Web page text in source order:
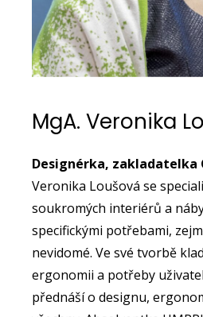
MgA. Veronika
Designérka, zakladatelka
Veronika Loušová se
soukromých interiérů a
specifickými potřebami,
nevidomé. Ve své tvorbě
ergonomii a potřeby
přednáší o designu,